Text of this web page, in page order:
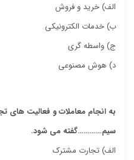
الف) خرید و فروش
ب) خدمات الکترونیکی
ج)واسطه گری
د) هوش مصنوعی
به انجام معاملات و فعالیت های
سیم…………گفته می شود.
الف)تجارت مشترک